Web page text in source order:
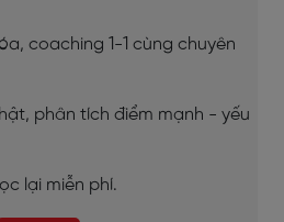
coaching 1-1 cùng chuyên
phân tích điểm mạnh - yếu
lại miễn phí.